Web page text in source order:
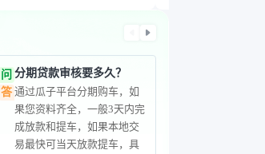
问 分期贷款审核要多久？
答 通过瓜子平台分期购车，如
果您资料齐全，一般3天内完
成放款和提车，如果本地交
易最快可当天放款提车，具